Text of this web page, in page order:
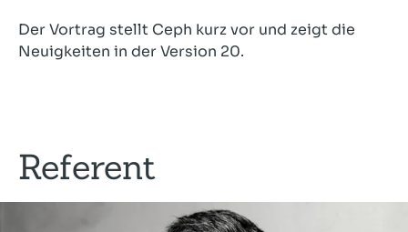
Der Vortrag stellt Ceph kurz vor und zeigt die
Neuigkeiten in der Version 20.
Referent